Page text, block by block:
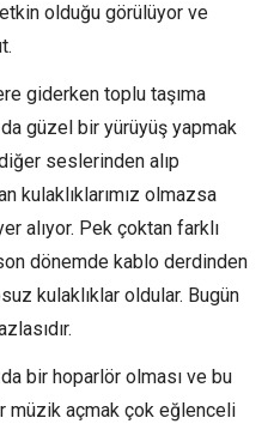
olduğu görülüyor ve
giderken toplu taşıma
da güzel bir yürüyüş yapmak
seslerinden alıp
kulaklıklarımız olmazsa
alıyor. Pek çoktan farklı
dönemde kablo derdinden
kulaklıklar oldular. Bugün
bir hoparlör olması ve bu
müzik açmak çok eğlenceli